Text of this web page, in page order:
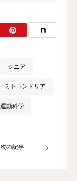
シニア
ミトコンドリア
運動科学
次の記事